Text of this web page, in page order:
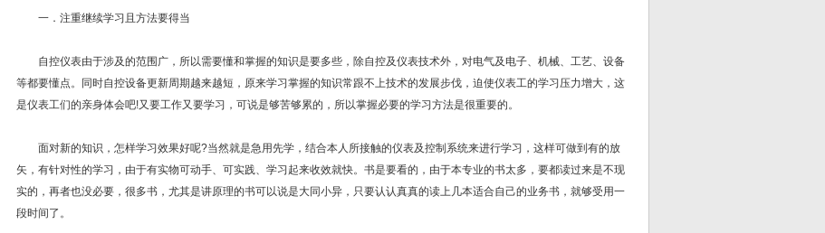
一．注重继续学习且方法要得当
自控仪表由于涉及的范围广，所以需要懂和掌握的知识是要多些，除自控及仪表技术外，对电气及电子、机械、工艺、设备
等都要懂点。同时自控设备更新周期越来越短，原来学习掌握的知识常跟不上技术的发展步伐，迫使仪表工的学习压力增大，这
是仪表工们的亲身体会吧!又要工作又要学习，可说是够苦够累的，所以掌握必要的学习方法是很重要的。
面对新的知识，怎样学习效果好呢?当然就是急用先学，结合本人所接触的仪表及控制系统来进行学习，这样可做到有的放
矢，有针对性的学习，由于有实物可动手、可实践、学习起来收效就快。书是要看的，由于本专业的书太多，要都读过来是不现
实的，再者也没必要，很多书，尤其是讲原理的书可以说是大同小异，只要认认真真的读上几本适合自己的业务书，就够受用一
段时间了。